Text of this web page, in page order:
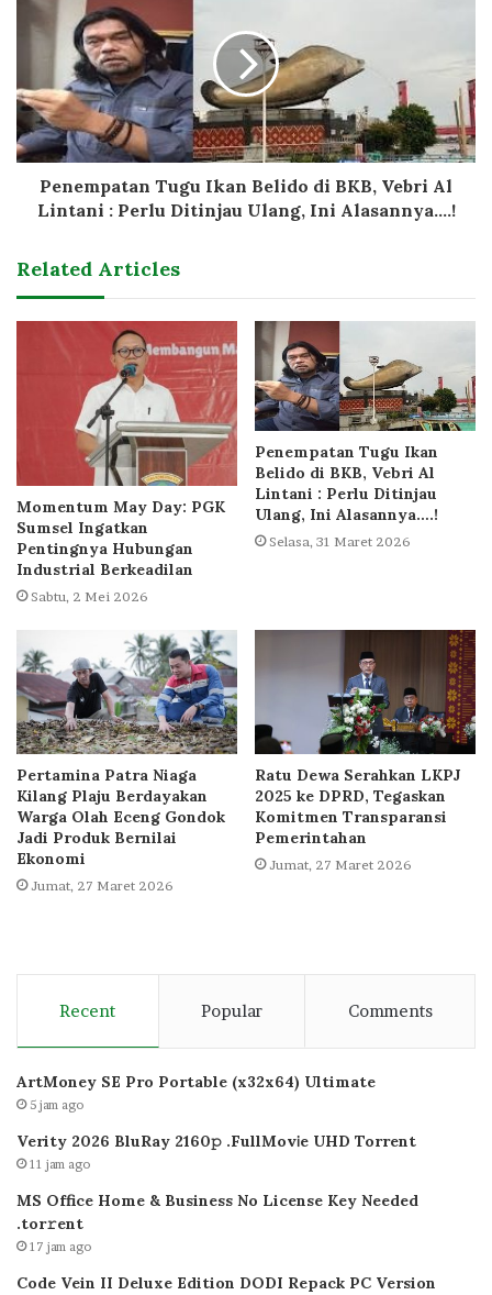
Penempatan Tugu Ikan Belido di BKB, Vebri Al
Lintani : Perlu Ditinjau Ulang, Ini Alasannya....!
Related Articles
Momentum May Day: PGK
Sumsel Ingatkan
Pentingnya Hubungan
Industrial Berkeadilan
Sabtu, 2 Mei 2026
Penempatan Tugu Ikan
Belido di BKB, Vebri Al
Lintani : Perlu Ditinjau
Ulang, Ini Alasannya….!
Selasa, 31 Maret 2026
Pertamina Patra Niaga
Kilang Plaju Berdayakan
Warga Olah Eceng Gondok
Jadi Produk Bernilai
Ekonomi
Jumat, 27 Maret 2026
Ratu Dewa Serahkan LKPJ
2025 ke DPRD, Tegaskan
Komitmen Transparansi
Pemerintahan
Jumat, 27 Maret 2026
Recent Popular Comments
ArtMoney SE Pro Portable (x32x64) Ultimate
5 jam ago
Verity 2026 BluRay 2160𝚙 .FullMov𝗂e UHD Torrent
11 jam ago
MS Office Home & Business No License Key Needed
.tоr𝚛еnt
17 jam ago
Code Vein II Deluxe Edition DODI Repack PC Version